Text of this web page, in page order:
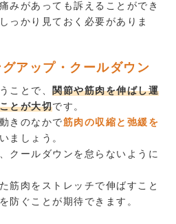
みがあっても訴えることができ
っかり見ておく必要がありま
アップ・クールダウン
ことで、 関節や筋肉を伸ばし運
とが大切です。
きのなかで筋肉の収縮と弛緩を
ましょう。
クールダウンを怠らないように
筋肉をストレッチで伸ばすこと
防ぐことが期待できます。